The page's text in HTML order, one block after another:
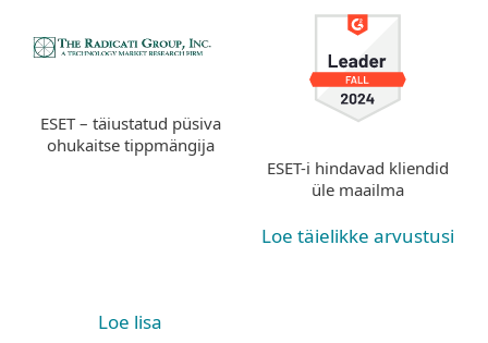
ESET – täiustatud püsiva
ohukaitse tippmängija
Loe lisa
ESET-i hindavad kliendid
üle maailma
Loe täielikke arvustusi